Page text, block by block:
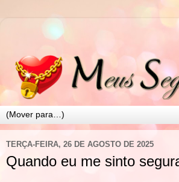
TERÇA-FEIRA, 26 DE AGOSTO DE 2025
Quando eu me sinto